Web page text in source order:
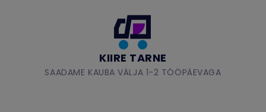
KIIRE TARNE
SAADAME KAUBA VÄLJA 1-2 TÖÖPÄEVAGA